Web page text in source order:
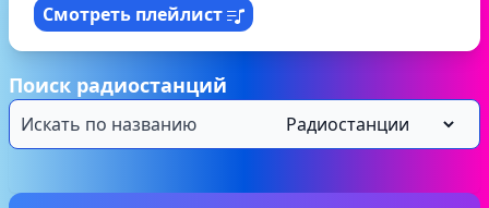
Смотреть плейлист
Поиск радиостанций